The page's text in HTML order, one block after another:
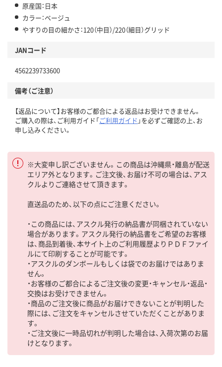
原産国：日本
カラー：ベージュ
やすりの目の細かさ：120（中目）/220（細目）グリッド
JANコード
4562239733600
備考（ご注意）
【返品について】お客様のご都合による返品はお受けできません。
ご購入の際は、ご利用ガイド「ご利用ガイド 」を必ずご確認の上、お
申し込みください。
※大変申し訳ございません。この商品は沖縄県・離島が配送
エリア外となります。ご注文後、お届け不可の場合は、アス
クルよりご連絡させて頂きます。
直送品のため、以下の点にご注意ください。
・この商品には、アスクル発行の納品書が同梱されていない
場合があります。アスクル発行の納品書をご希望のお客様
は、商品到着後、本サイト上のご利用履歴よりＰＤＦファイ
ルにて印刷することが可能です。
・アスクルのダンボールもしくは袋でのお届けではありま
せん。
・お客様のご都合によるご注文後の変更・キャンセル・返品・
交換はお受けできません。
・商品のご注文後に商品がお届けできないことが判明した
際には、ご注文をキャンセルさせていただくことがありま
す。
・ご注文後に一時品切れが判明した場合は、入荷次第のお届
けとなります。